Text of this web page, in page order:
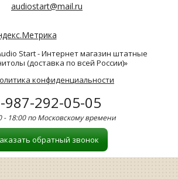
audiostart@mail.ru
Start - Интернет магазин штатные
(доставка по всей России)»
конфиденциальности
987-292-05-05
- 18:00 по Московскому времени
обратный звонок